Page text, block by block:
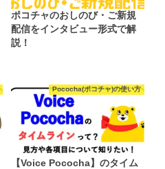
ポコチャのおしのび・ご新規
配信をインタビュー形式で解
説！
Pococha(ポコチャ)の使い方
【Voice Pococha】のタイム